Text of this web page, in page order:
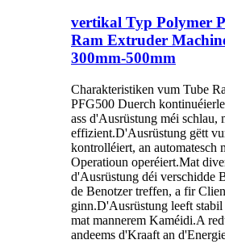
vertikal Typ Polymer
Ram Extruder
300mm-500mm
Charakteristiken vum Tube
PFG500 Duerch
ass d'Ausrüstung méi schlau,
effizient.D'Ausrüstung gëtt
kontrolléiert, an automatesch
Operatioun operéiert.Mat
d'Ausrüstung déi verschidde
de Benotzer treffen, a fir
ginn.D'Ausrüstung leeft
mat mannerem Kaméidi.A
andeems d'Kraaft an